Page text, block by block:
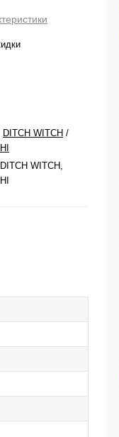
DITCH WITCH /
WITCH,